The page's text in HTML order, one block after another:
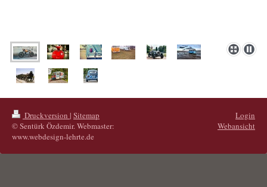
Druckversion | Sitemap
© Sentürk Özdemir. Webmaster:
www.webdesign-lehrte.de
Login
Webansicht